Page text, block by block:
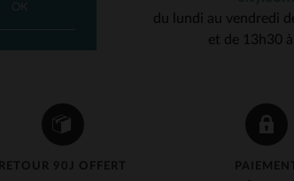
RETOUR 90J OFFERT
OK
du lundi au vendredi
et de 13h30 à